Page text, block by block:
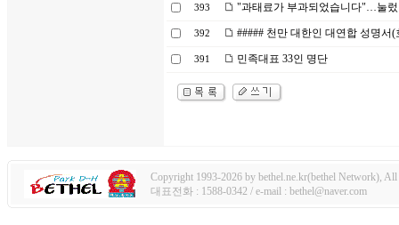
393 "과태료가 부과되었습니다"…눌
392 ##### 천만 대한인 대연합 성명서
391 민족대표 33인 명단
Copyright 1993-2026 by bethel.ne.kr(bethel Network), All
대표전화 : 1588-0342 / e-mail : bethel@naver.com